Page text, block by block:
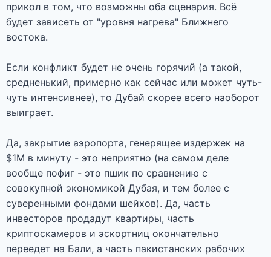
прикол в том, что возможны оба сценария. Всё
будет зависеть от "уровня нагрева" Ближнего
востока.
Если конфликт будет не очень горячий (а такой,
средненький, примерно как сейчас или может чуть-
чуть интенсивнее), то Дубай скорее всего наоборот
выиграет.
Да, закрытие аэропорта, генерящее издержек на
$1М в минуту - это неприятно (на самом деле
вообще пофиг - это пшик по сравнению с
совокупной экономикой Дубая, и тем более с
суверенными фондами шейхов). Да, часть
инвесторов продадут квартиры, часть
криптоскамеров и эскортниц окончательно
переедет на Бали, а часть пакистанских рабочих